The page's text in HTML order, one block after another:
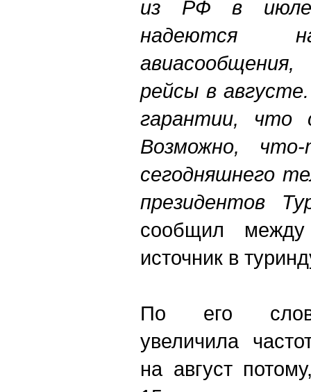
из РФ в июле.
надеются
рейсы в
гарантии, что
Возможно,
сегодняшнего
президентов
сообщил
источник в
По его
увеличила
на август